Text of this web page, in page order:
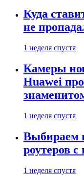
Куда
не
1 неделя спустя
Камеры
Huawei
1 неделя спустя
Выбираем
роутеров
1 неделя спустя